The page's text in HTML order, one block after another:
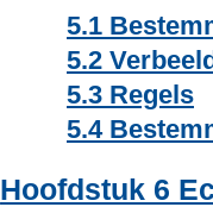
5.1
5.2
5.3 Regels
5.4
Hoofdstuk 6